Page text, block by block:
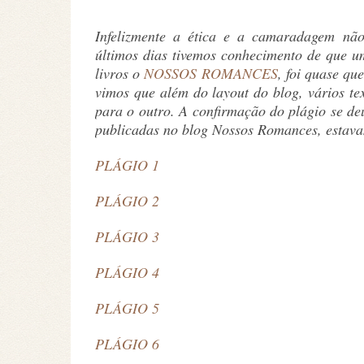
Infelizmente a ética e a camaradagem
últimos dias tivemos conhecimento de que
livros oNOSSOS ROMANCES, foi quase
vimos que além do layout do blog, vários
para o outro. A confirmação do plágio se
publicadas no blog Nossos Romances,
PLÁGIO 1
PLÁGIO 2
PLÁGIO 3
PLÁGIO 4
PLÁGIO 5
PLÁGIO 6